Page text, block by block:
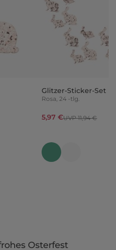
Glitzer-Sticker-Set
Rosa, 24 -tlg.
5,97 €UVP 11,94 €
Osterfest